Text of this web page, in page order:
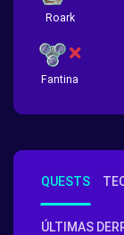
Roark
Fantina
QUESTS
ÚLTIMAS